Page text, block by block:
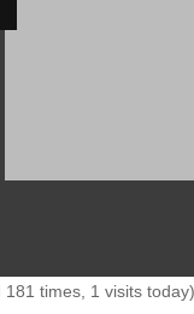
181 times, 1 visits today)